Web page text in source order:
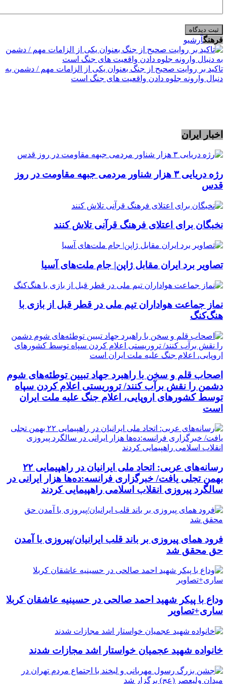
فرهنگآرشیو
تاکید بر روایت صحیح از جنگ بعنوان یکی از الزامات مهم / دشمن به
دنبال وارونه جلوه دادن واقعیت های جنگ است
اخبار ایران
رژه دریایی ۳ هزار شناور مردمی جبهه مقاومت در روز
قدس
نخبگان برای اعتلای فرهنگ قرآنی تلاش کنند
تصاویر برد ایران مقابل ژاپن| جام ملت‌های آسیا
نماز جماعت هواداران تیم ملی در قطر قبل از بازی با
هنگ‌کنگ
اصحاب قلم و سخن با راهبرد جهاد تبیین توطئه‌های شوم
دشمن را نقش برآب کنند/ تروریستی اعلام کردن سپاه
توسط کشورهای اروپایی، اعلام جنگ علیه ملت ایران
است
رسانه‌های عربی: اتحاد ملی ایرانیان در راهپیمایی ۲۲
بهمن تجلی یافت/ خبرگزاری فرانسه:ده‌ها هزار ایرانی در
سالگرد پیروزی انقلاب اسلامی راهپیمایی کردند
فرود همای پیروزی بر باند قلب ایرانیان/پیروزی با آمدن
حق محقق شد
وداع با پیکر شهید احمد صالحی‌ در حسینیه عاشقان کربلا
ساری+تصاویر
خانواده شهید عجمیان خواستار اشد مجازات شدند